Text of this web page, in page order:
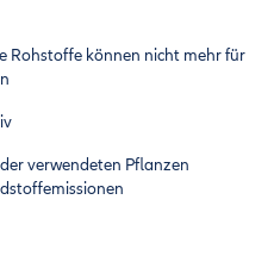
Rohstoffe können nicht mehr für
verwendeten Pflanzen